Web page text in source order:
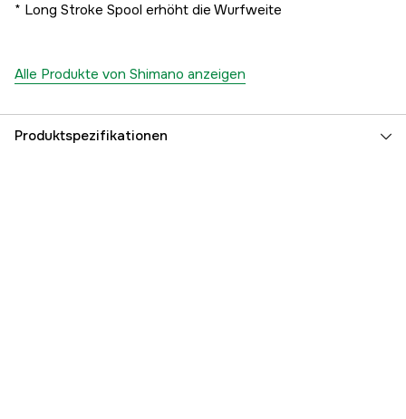
* Long Stroke Spool erhöht die Wurfweite
Alle Produkte von Shimano anzeigen
Produktspezifikationen